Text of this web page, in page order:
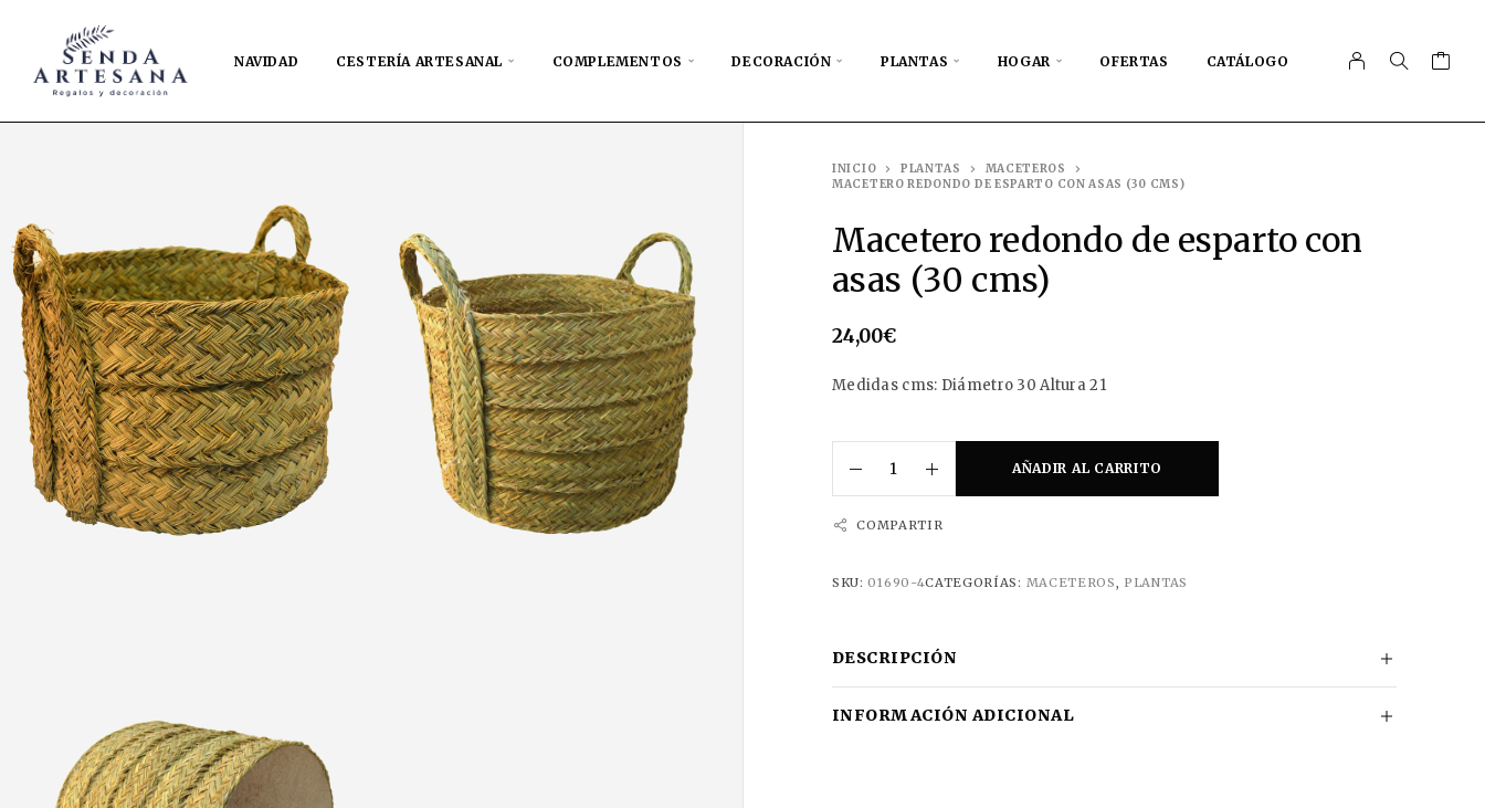
NAVIDAD CESTERÍA ARTESANAL COMPLEMENTOS DECORACIÓN PLANTAS HOGAR OFERTAS CATÁLOGO
INICIO PLANTAS
MACETEROS
MACETERO REDONDO DE ESPARTO CON ASAS (30 CMS)
Macetero redondo de esparto con
asas (30 cms)
24,00€
Medidas cms: Diámetro 30 Altura 21
AÑADIR AL CARRITO
COMPARTIR
SKU:01690-4CATEGORÍAS: MACETEROS, PLANTAS
DESCRIPCIÓN
INFORMACIÓN ADICIONAL